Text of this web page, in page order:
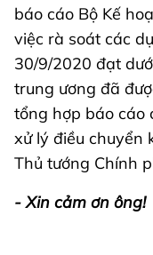
báo cáo Bộ Kế
việc rà soát các
30/9/2020 đạt
trung ương đã
tổng hợp báo cáo
xử lý điều chuyển
Thủ tướng Chính
- Xin cảm ơn ông!